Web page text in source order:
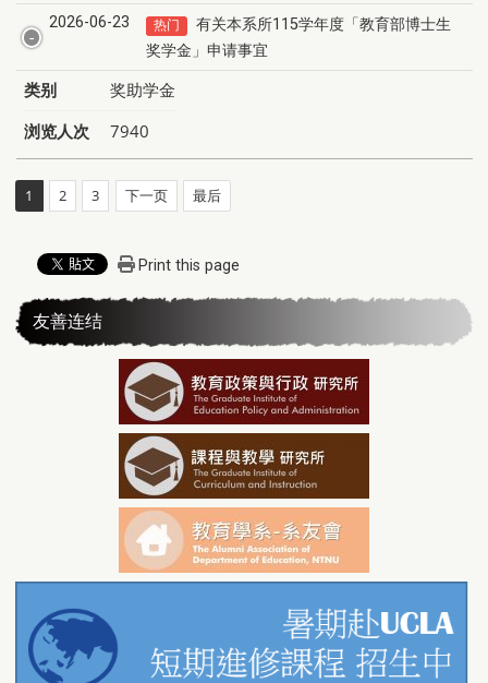
2026-06-23 热门
有关本系所115学年度「教育部博士生
奖学金」申请事宜
类别
奖助学金
浏览人次
7940
1 2 3 下一页 最后
Print this page
友善连结